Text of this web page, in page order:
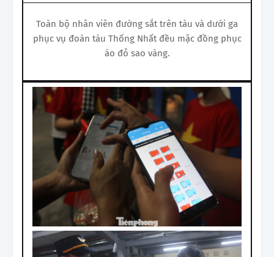
Toàn bộ nhân viên đường sắt trên tàu và dưới ga
phục vụ đoàn tàu Thống Nhất đều mặc đồng phục
áo đỏ sao vàng.